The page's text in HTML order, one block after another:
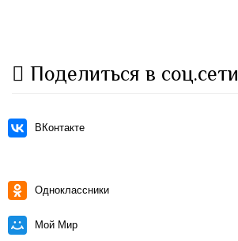
Поделиться в соц.сети
ВКонтакте
Одноклассники
Мой Мир